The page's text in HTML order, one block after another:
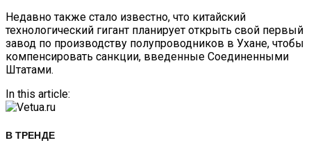
Недавно также стало известно, что китайский
технологический гигант планирует открыть свой первый
завод по производству полупроводников в Ухане, чтобы
компенсировать санкции, введенные Соединенными
Штатами.
In this article:
В ТРЕНДЕ